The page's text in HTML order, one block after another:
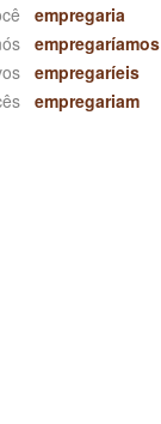
empregaria
empregaríamos
empregaríeis
empregariam